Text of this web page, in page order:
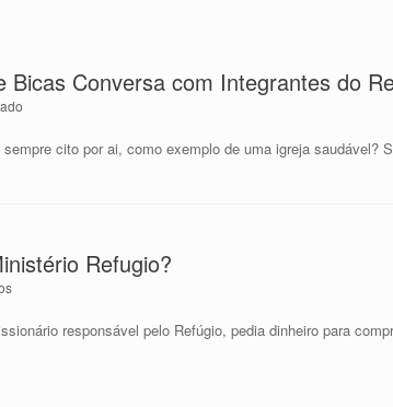
Bicas Conversa com Integrantes do
cito por ai, como exemplo de uma igreja saudável?
Refugio?
responsável pelo Refúgio, pedia dinheiro para